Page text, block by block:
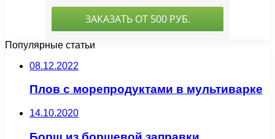
Популярные статьи
08.12.2022
Плов с морепродуктами в мультиварке
14.10.2020